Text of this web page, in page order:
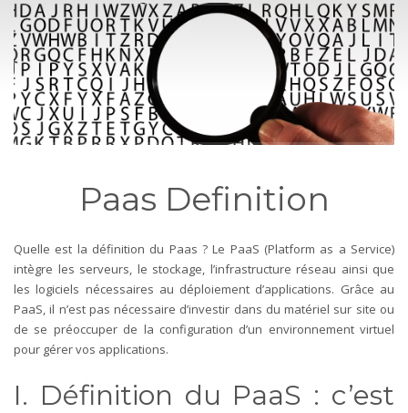
Paas Definition
Quelle est la définition du Paas ? Le PaaS (Platform as a Service)
intègre les serveurs, le stockage, l’infrastructure réseau ainsi que
les logiciels nécessaires au déploiement d’applications. Grâce au
PaaS, il n’est pas nécessaire d’investir dans du matériel sur site ou
de se préoccuper de la configuration d’un environnement virtuel
pour gérer vos applications.
I. Définition du PaaS : c’est